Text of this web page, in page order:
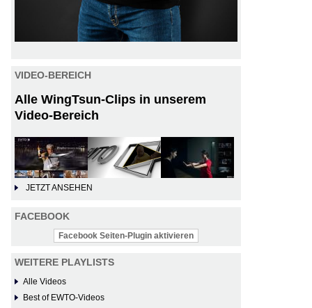
VIDEO-BEREICH
Alle WingTsun-Clips in unserem
Video-Bereich
JETZT ANSEHEN
FACEBOOK
Facebook Seiten-Plugin aktivieren
WEITERE PLAYLISTS
Alle Videos
Best of EWTO-Videos